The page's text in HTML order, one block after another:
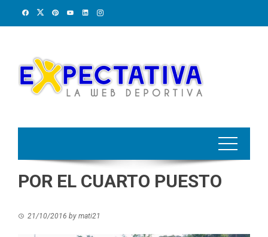
POR EL CUARTO PUESTO
21/10/2016 by mati21